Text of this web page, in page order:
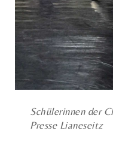
Schülerinnen der
Presse Lianeseitz